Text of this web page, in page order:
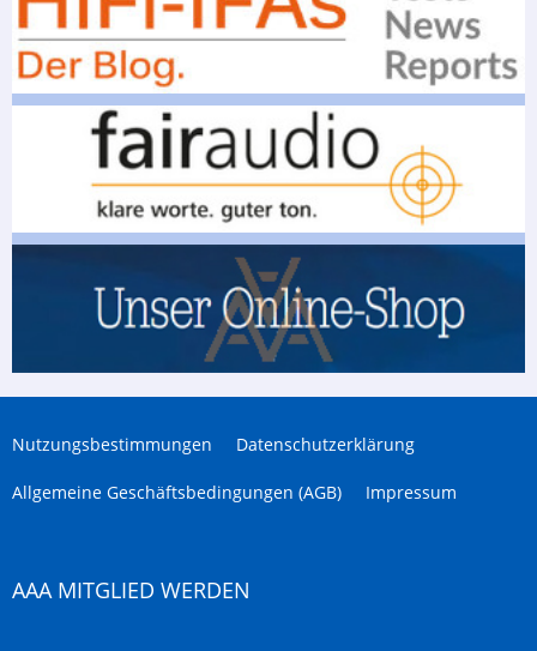
Nutzungsbestimmungen Datenschutzerklärung
Allgemeine Geschäftsbedingungen (AGB) Impressum
AAA MITGLIED WERDEN